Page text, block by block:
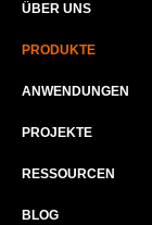
ÜBER UNS​
PRODUKTE
ANWENDUNGEN
PROJEKTE
RESSOURCEN
BLOG